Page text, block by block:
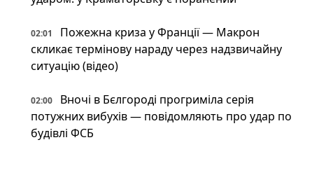
02:01
Пожежна криза у Франції — Макрон
скликає термінову нараду через надзвичайну
ситуацію (відео)
02:00
Вночі в Бєлгороді прогриміла серія
потужних вибухів — повідомляють про удар по
будівлі ФСБ